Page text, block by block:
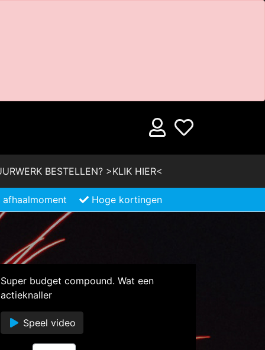
BESTELLEN? >KLIK HIER<
Hoge kortingen
Super budget compound. Wat een
actieknaller
Speel video